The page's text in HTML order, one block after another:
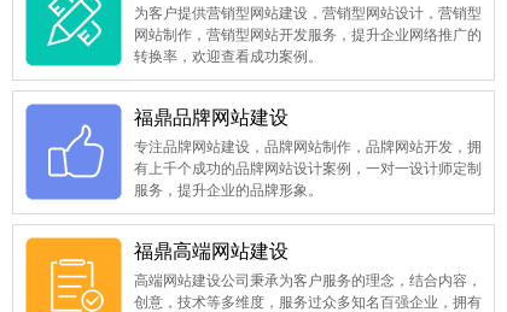
为客户提供营销型网站建设，营销型网站设计，营销型
网站制作，营销型网站开发服务，提升企业网络推广的
转换率，欢迎查看成功案例。
福鼎品牌网站建设
专注品牌网站建设，品牌网站制作，品牌网站开发，拥
有上千个成功的品牌网站设计案例，一对一设计师定制
服务，提升企业的品牌形象。
福鼎高端网站建设
高端网站建设公司秉承为客户服务的理念，结合内容，
创意，技术等多维度，服务过众多知名百强企业，拥有